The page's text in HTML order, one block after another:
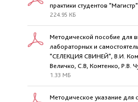
практики студентов
224.95 КБ
Методической пособие для
лабораторных и
"СЕЛЕКЦИЯ СВИНЕЙ", В.И.
Величко, С.В, Комтенко, Р.В.
1.33 МБ
Методическое указание для